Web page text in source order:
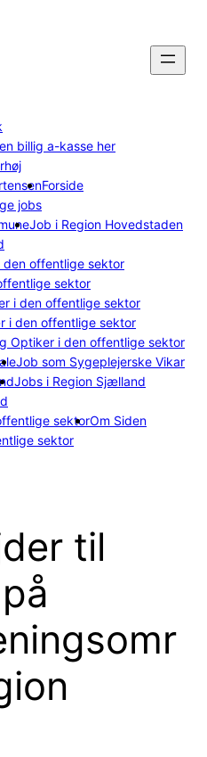
billig a-kasse her
Forside
jobs
Job i Region Hovedstaden
den offentlige sektor
sektor
i den offentlige sektor
i den offentlige sektor
Optiker i den offentlige sektor
Job som Sygeplejerske Vikar
Jobs i Region Sjælland
sektorOm Siden
sektor
til